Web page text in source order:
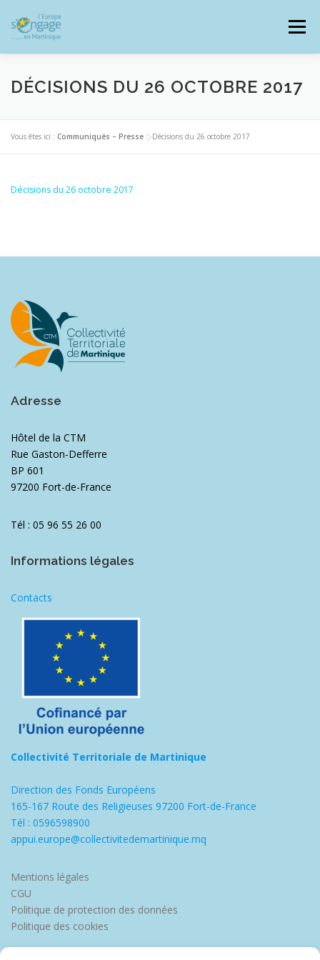
contenu
Menu
PROGRAMMES J’AI UN PROJET
JE SUIS BÉNÉFICIAIRE
DÉCISIONS DU 26 OCTOBRE 2017
Vous êtes ici : Communiqués – Presse >Décisions du 26 octobre 2017
Décisions du 26 octobre 2017
Adresse
Hôtel de la CTM
Rue Gaston-Defferre
BP 601
97200 Fort-de-France
Tél : 05 96 55 26 00
Informations légales
Contacts
Collectivité Territoriale de Martinique
Direction des Fonds Européens
165-167 Route des Religieuses 97200 Fort-de-France
Tél : 0596598900
appui.europe@collectivitedemartinique.mq
Mentions légales
CGU
Politique de protection des données
Politique des cookies